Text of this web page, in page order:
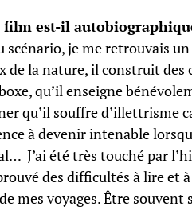
est-il
scénario, je me retrouvais
de la nature, il construit des
qu’il enseigne
qu’il souffre d’illettrisme
à devenir intenable
J’ai été très touché par
des difficultés à lire et
mes voyages. Être